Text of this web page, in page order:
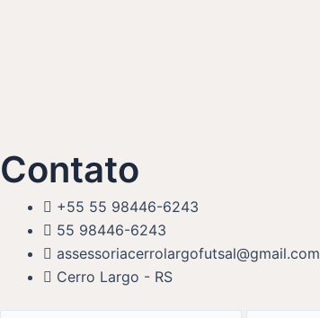
Contato
+55 55 98446-6243
55 98446-6243
assessoriacerrolargofutsal@gmail.com
Cerro Largo - RS